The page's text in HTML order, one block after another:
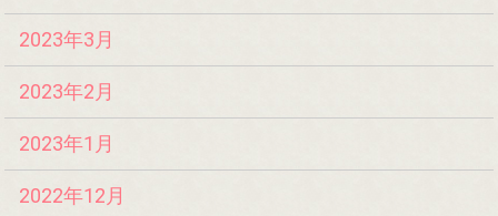
2023年3月
2023年2月
2023年1月
2022年12月